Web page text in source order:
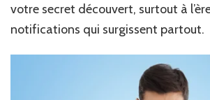
votre secret découvert, surtout à
notifications qui surgissent partout.